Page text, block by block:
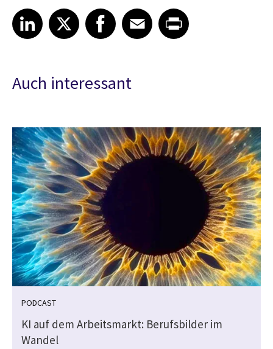
Share article on LinkedIn
LinkedIn
Share article on XShare article on Facebook
Facebook
Share article on Email
EmailShare article on Print
Auch interessant
PODCAST
KI auf dem Arbeitsmarkt: Berufsbilder im
Wandel